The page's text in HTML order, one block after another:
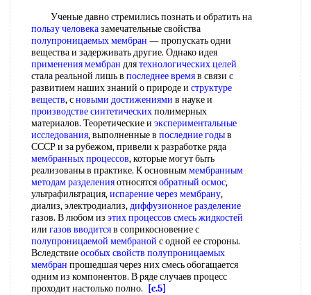
Ученые давно стремились познать и обратить на
пользу человеказамечательные свойства
полупроницаемых мембран — пропускать одни
вещества и задерживать другие. Однако идея
применения мембран длятехнологических целей
стала реальной лишь в последнее времяв связи с
развитием наших знаний о природе и структуре
веществ, сновыми достижениями в науке и
производстве синтетическихполимерных
материалов. Теоретические и экспериментальные
исследования, выполненные в последние годыв
СССР и за рубежом, привели к разработке ряда
мембранных процессов, которые могут быть
реализованы в практике. К основныммембранным
методам разделенияотносятсяобратный осмос,
ультрафильтрация,испарение через мембрану,
диализ, электродиализ,диффузионное разделение
газов. В любом из этих процессов смесь жидкостей
или газов вводитсяв соприкосновение с
полупроницаемой мембраной с одной ее стороны.
Вследствиеособых свойств полупроницаемых
мембран прошедшая через них смесь обогащается
одним из компонентов. В ряде случаев процесс
проходит настолько полно.
[c.5]